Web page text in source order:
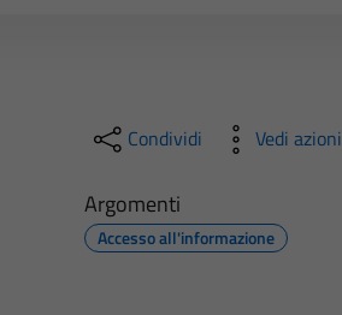
Condividi Vedi azioni
Argomenti
Accesso all'informazione